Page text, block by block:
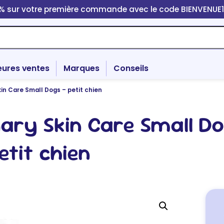
sur votre première commande avec le code
ventes Marques Conseils
Care Small Dogs – petit chien
Skin Care Small
chien